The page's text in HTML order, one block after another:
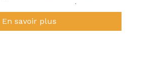
grillées..mais
de canard)
et expérience
En savoir plus